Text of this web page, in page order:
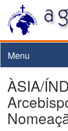
Menu
ÀSIA/